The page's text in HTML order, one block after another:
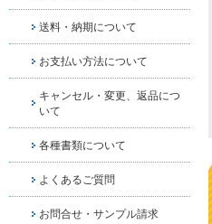
送料・納期について
お支払い方法について
キャンセル・変更、返品につ
いて
各種書類について
よくあるご質問
お問合せ・サンプル請求